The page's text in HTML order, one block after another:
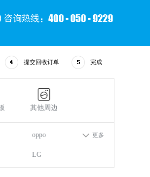
完成
提交回收订单
其他周边
oppo
LG
更多